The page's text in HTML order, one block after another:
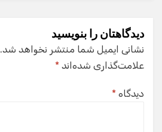
دیدگاهتان را بنویسید
نشانی ایمیل شما منتشر نخواهد شد.
علامت‌گذاری شده‌اند *
دیدگاه *